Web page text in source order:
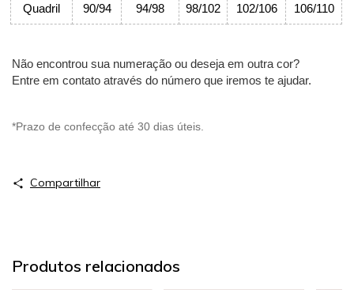
Quadril
90/94 94/98 98/102 102/106 106/110
Não encontrou sua numeração ou deseja em outra cor?
Entre em contato através do número que iremos te ajudar.
*Prazo de confecção até 30 dias úteis.
Compartilhar
Produtos relacionados